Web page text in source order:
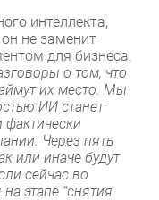
интеллекта,
не заменит
для бизнеса.
о том, что
их место. Мы
ИИ станет
Через пять
или иначе будут
сейчас во
этапе “снятия